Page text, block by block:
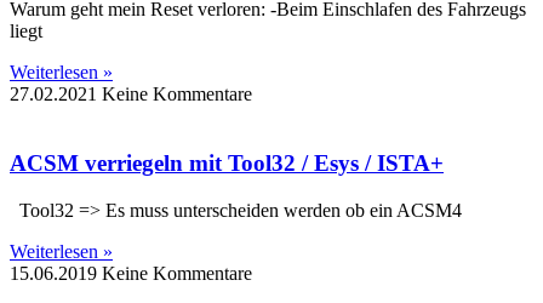
Warum geht mein Reset verloren: -Beim Einschlafen des Fahrzeugs
liegt
Weiterlesen »
27.02.2021 Keine Kommentare
ACSM verriegeln mit Tool32 / Esys / ISTA+
Tool32 => Es muss unterscheiden werden ob ein ACSM4
Weiterlesen »
15.06.2019 Keine Kommentare